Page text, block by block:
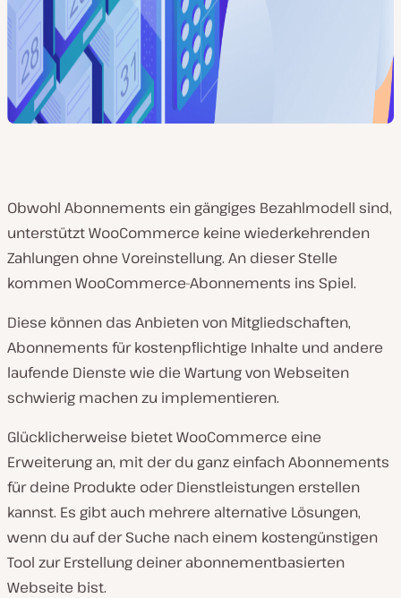
Obwohl Abonnements ein gängiges Bezahlmodell sind,
unterstützt WooCommerce keine wiederkehrenden
Zahlungen ohne Voreinstellung. An dieser Stelle
kommen WooCommerce-Abonnements ins Spiel.
Diese können das Anbieten von Mitgliedschaften,
Abonnements für kostenpflichtige Inhalte und andere
laufende Dienste wie die Wartung von Webseiten
schwierig machen zu implementieren.
Glücklicherweise bietet WooCommerce eine
Erweiterung an, mit der du ganz einfach Abonnements
für deine Produkte oder Dienstleistungen erstellen
kannst. Es gibt auch mehrere alternative Lösungen,
wenn du auf der Suche nach einem kostengünstigen
Tool zur Erstellung deiner abonnementbasierten
Webseite bist.